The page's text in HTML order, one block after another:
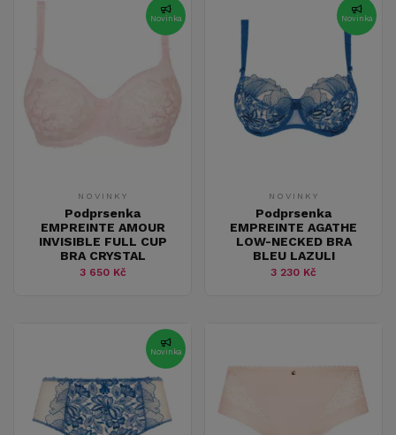
Novinka
NOVINKY
Podprsenka
EMPREINTE AMOUR
INVISIBLE FULL CUP
BRA CRYSTAL
3 650 Kč
Novinka
NOVINKY
Podprsenka
EMPREINTE AGATHE
LOW-NECKED BRA
BLEU LAZULI
3 230 Kč
Novinka